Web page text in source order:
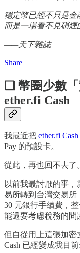
穩定幣已經不只是金
而是一場看不見硝
——天下雜誌
Share
❏ 幣圈少數
ether.fi Cash
我最近把 ether.fi
Pay 的預設卡。
從此，再也回不去了
以前我最討厭的事
易所轉到台灣交易所
30 元銀行手續費，
能還要考慮稅務的問
但自從用上這張加密
Cash 已經變成我目